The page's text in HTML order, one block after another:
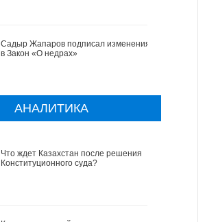
Садыр Жапаров подписал изменения
в Закон «О недрах»
АНАЛИТИКА
Что ждет Казахстан после решения
Конституционного суда?